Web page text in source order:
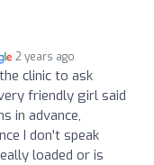
2 years ago
clinic to ask
friendly girl said
in advance,
I don't speak
loaded or is